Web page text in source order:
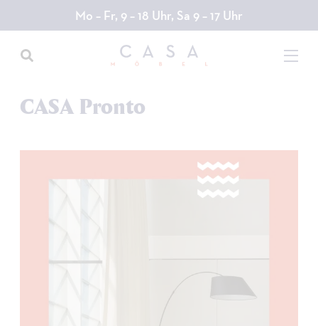
Mo – Fr, 9 – 18 Uhr, Sa 9 – 17 Uhr
CASA Pronto